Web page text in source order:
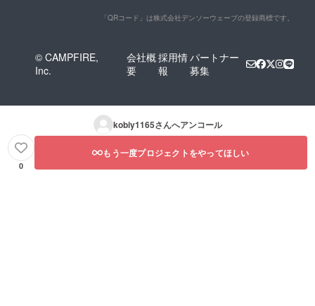
「QRコード」は株式会社デンソーウェーブの登録商標です。
© CAMPFIRE,
Inc.
会社概
要
採用情
報
パートナー
募集
kobiy1165さんへアンコール
0
もう一度プロジェクトをやってほしい